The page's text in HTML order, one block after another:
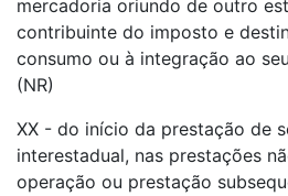
mercadoria oriundo de outro
contribuinte do imposto e
consumo ou à integração ao
(NR)
XX - do início da prestação de
interestadual, nas prestações
operação ou prestação